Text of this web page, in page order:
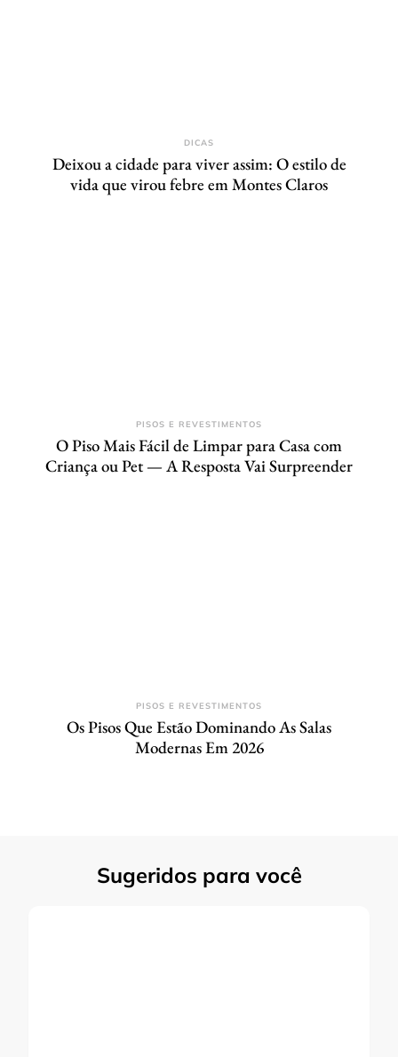
DICAS
Deixou a cidade para viver assim: O estilo de
vida que virou febre em Montes Claros
PISOS E REVESTIMENTOS
O Piso Mais Fácil de Limpar para Casa com
Criança ou Pet — A Resposta Vai Surpreender
PISOS E REVESTIMENTOS
Os Pisos Que Estão Dominando As Salas
Modernas Em 2026
Sugeridos para você